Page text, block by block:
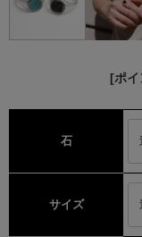
[ポ
石
サイズ